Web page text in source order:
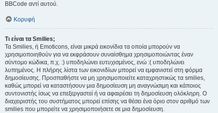
BBCode αντί αυτού.
Κορυφή
Τι είναι τα Smilies;
Τα Smilies, ή Emoticons, είναι μικρά εικονίδια τα οποία μπορούν να
χρησιμοποιηθούν για να εκφράσουν συναίσθημα χρησιμοποιώντας έναν
σύντομο κώδικα, π.χ. :) υποδηλώνει ευτυχισμένος, ενώ :( υποδηλώνει
λυπημένος. Η πλήρης λίστα των εικονιδίων μπορεί να εμφανιστεί στη φόρμα
δημοσίευσης. Προσπαθήστε να μη χρησιμοποιείτε καταχρηστικώς τα smilies,
καθώς μπορεί να καταστήσουν μια δημοσίευση μη αναγνώσιμη και κάποιος
συντονιστής ίσως να επεξεργαστεί ή να αφαιρέσει τη δημοσίευση ολόκληρη. Ο
διαχειριστής του συστήματος μπορεί επίσης να θέσει ένα όριο στον αριθμό των
smilies που μπορείτε να χρησιμοποιήσετε σε μια δημοσίευση.